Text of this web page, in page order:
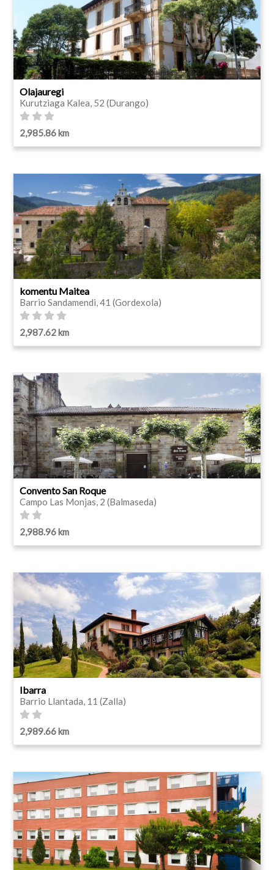
Olajauregi
Kurutziaga Kalea, 52 (Durango)
2,985.86 km
komentu Maitea
Barrio Sandamendi, 41 (Gordexola)
2,987.62 km
Convento San Roque
Campo Las Monjas, 2 (Balmaseda)
2,988.96 km
Ibarra
Barrio Llantada, 11 (Zalla)
2,989.66 km